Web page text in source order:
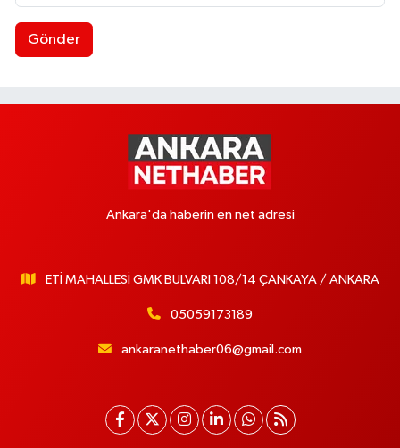
Gönder
Ankara'da haberin en net adresi
ETİ MAHALLESİ GMK BULVARI 108/14 ÇANKAYA / ANKARA
05059173189
ankaranethaber06@gmail.com